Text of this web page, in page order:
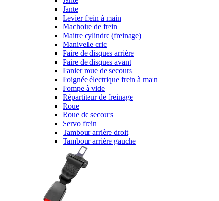
Jante
Levier frein à main
Machoire de frein
Maitre cylindre (freinage)
Manivelle cric
Paire de disques arrière
Paire de disques avant
Panier roue de secours
Poignée électrique frein à main
Pompe à vide
Répartiteur de freinage
Roue
Roue de secours
Servo frein
Tambour arrière droit
Tambour arrière gauche